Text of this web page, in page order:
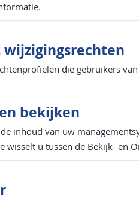
die gebruikers
bekijken
inhoud van uw
wisselt u tussen de Bekijk- en